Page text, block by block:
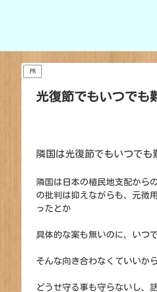
PR
光復節でもいつでも
隣国は光復節でもいつでも
隣国は日本の植民地支配から
の批判は抑えながらも、元徴
ったとか
具体的な案も無いのに、いつ
そんな向き合わなくていいか
どうせ守る事も守らないし、